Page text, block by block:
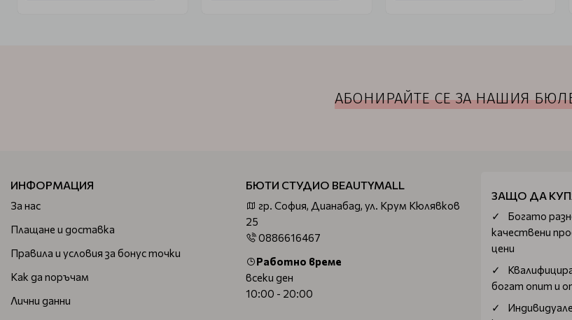
АБОНИРАЙТЕ СЕ ЗА НАШИЯ
ИНФОРМАЦИЯ
За нас
Плащане и доставка
Правила и условия за бонус точки
Как да поръчам
Лични данни
БЮТИ СТУДИО BEAUTYMALL
гр. София, Дианабад, ул. Крум Кюлявков
25
0886616467
Работно време
всеки ден
10:00 - 20:00
ЗАЩО ДА
Богатo
качествени
цени
богат опит и